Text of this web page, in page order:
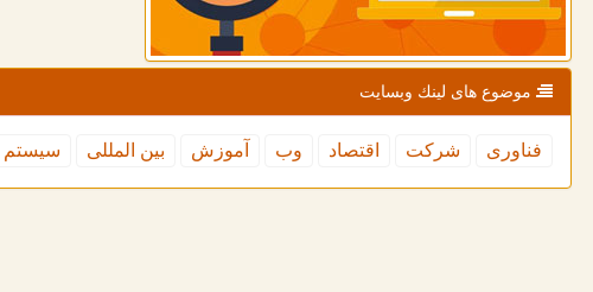
موضوع های لینك وبسایت
فناوری شركت اقتصاد وب آموزش بین المللی سیستم